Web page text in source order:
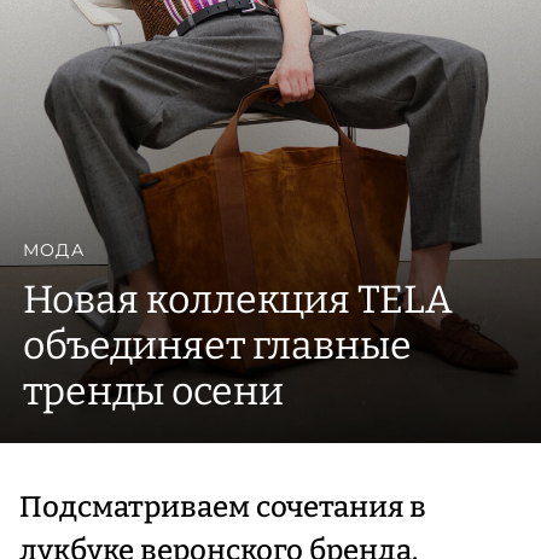
МОДА
Новая коллекция TELA
объединяет главные
тренды осени
Подсматриваем сочетания в
лукбуке веронского бренда.